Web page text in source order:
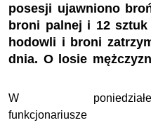
posesji ujawniono
broni palnej i 12 sztuk
hodowli i broni
dnia. O losie
W
funkcjonariusze